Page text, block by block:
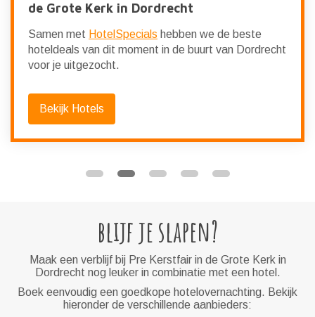
de Grote Kerk in Dordrecht
Samen met HotelSpecials hebben we de beste
hoteldeals van dit moment in de buurt van Dordrecht
voor je uitgezocht.
Bekijk Hotels
blijf je slapen?
Maak een verblijf bij Pre Kerstfair in de Grote Kerk in
Dordrecht nog leuker in combinatie met een hotel.
Boek eenvoudig een goedkope hotelovernachting. Bekijk
hieronder de verschillende aanbieders: